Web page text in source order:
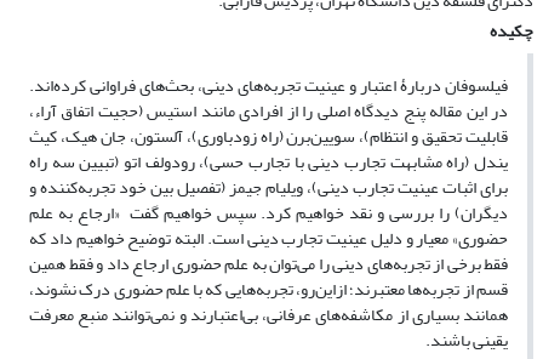
چکیده
فیلسوفان دربارۀ اعتبار و عینیت تجربه‌های دینی، بحث‌های فراوانی کرده‌اند.
در این مقاله پنج دیدگاه اصلی را از افرادی مانند استیس (حجیت اتفاق آراء،
قابلیت تحقیق و انتظام)، سویین‌برن (راه زودباوری)، آلستون، جان هیک، کیث
یندل (راه مشابهت تجارب دینی با تجارب حسی)، رودولف اتو (تبیین سه راه
برای اثبات عینیت تجارب دینی)، ویلیام جیمز (تفصیل بین خود تجربه‌کننده و
دیگران) را بررسی و نقد خواهیم کرد. سپس خواهیم گفت «ارجاع به علم
حضوری» معیار و دلیل عینیت تجارب دینی است. البته توضیح خواهیم داد که
فقط برخی از تجربه‌های دینی را می‌توان به علم حضوری ارجاع داد و فقط همین
قسم از تجربه‌ها معتبرند؛ ازاین‌رو، تجربه‌هایی که با علم حضوری درک نشوند،
همانند بسیاری از مکاشفه‌های عرفانی، بی‌اعتبارند و نمی‌توانند منبع معرفت
یقینی باشند.